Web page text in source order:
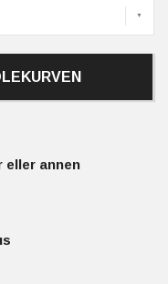
eller annen